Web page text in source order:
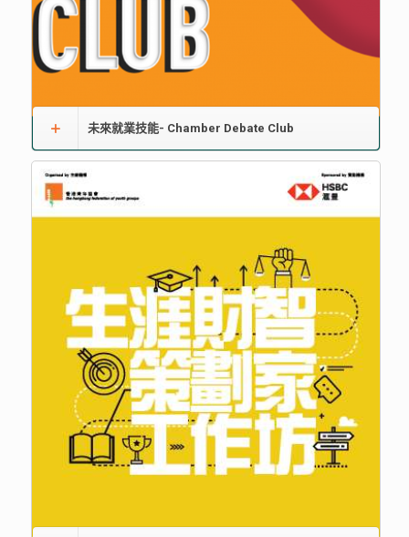
未來就業技能- Chamber Debate Club